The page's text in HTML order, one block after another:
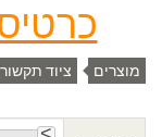
מוצרים ציוד